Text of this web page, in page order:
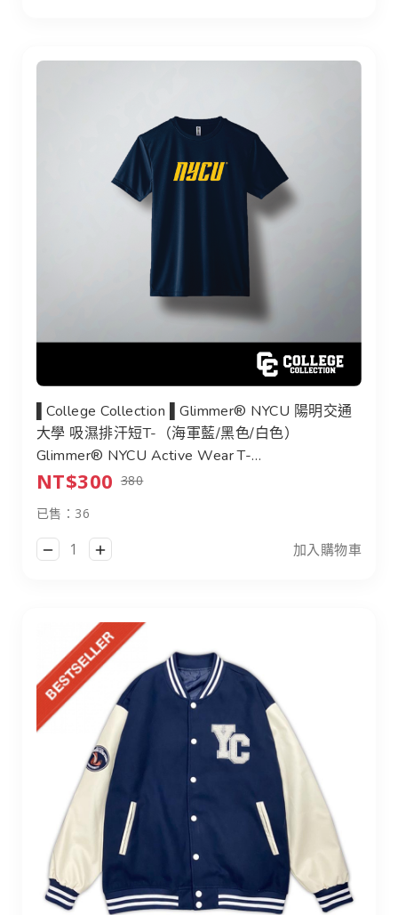
▌College Collection ▌Glimmer® NYCU 陽明交通大
▌College Collection ▌Glimmer® NYCU 陽明交通
大學 吸濕排汗短T-（海軍藍/黑色/白色）
Glimmer® NYCU Active Wear T-
Shirt（Navy/Black/White）
NT$300 380
已售：36
加入購物車